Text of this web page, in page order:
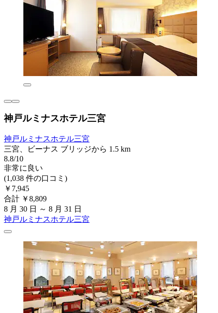
神戸ルミナスホテル三宮
神戸ルミナスホテル三宮
三宮、ビーナス ブリッジから 1.5 km
8.8/10
非常に良い
(1,038 件の口コミ)
￥7,945
合計 ￥8,809
8 月 30 日 ～ 8 月 31 日
神戸ルミナスホテル三宮